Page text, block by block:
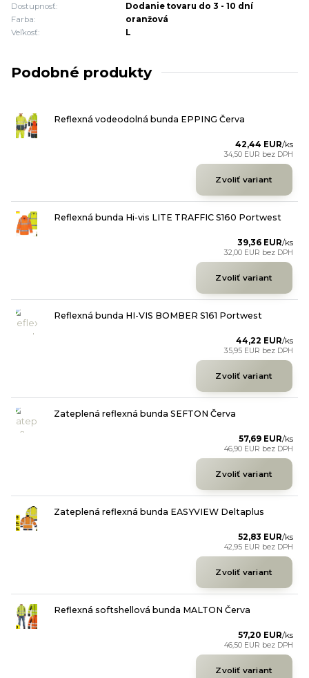
Dostupnosť:
Dodanie tovaru do 3 - 10 dní
Farba:
oranžová
Veľkosť:
L
Podobné produkty
Reflexná vodeodolná bunda EPPING Červa
42,44 EUR/ks
34,50 EUR bez DPH
Zvoliť variant
Reflexná bunda Hi-vis LITE TRAFFIC S160 Portwest
39,36 EUR/ks
32,00 EUR bez DPH
Zvoliť variant
Reflexná bunda HI-VIS BOMBER S161 Portwest
44,22 EUR/ks
35,95 EUR bez DPH
Zvoliť variant
Zateplená reflexná bunda SEFTON Červa
57,69 EUR/ks
46,90 EUR bez DPH
Zvoliť variant
Zateplená reflexná bunda EASYVIEW Deltaplus
52,83 EUR/ks
42,95 EUR bez DPH
Zvoliť variant
Reflexná softshellová bunda MALTON Červa
57,20 EUR/ks
46,50 EUR bez DPH
Zvoliť variant